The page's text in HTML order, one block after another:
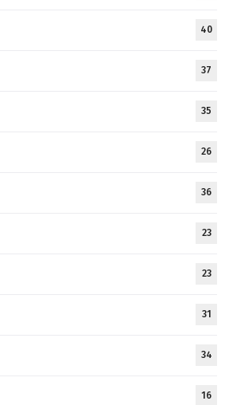
40
37
35
26
36
23
23
31
34
16